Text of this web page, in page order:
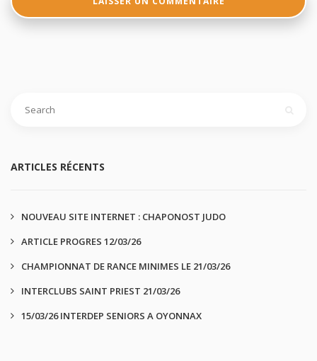
ARTICLES RÉCENTS
NOUVEAU SITE INTERNET : CHAPONOST JUDO
ARTICLE PROGRES 12/03/26
CHAMPIONNAT DE RANCE MINIMES LE 21/03/26
INTERCLUBS SAINT PRIEST 21/03/26
15/03/26 INTERDEP SENIORS A OYONNAX